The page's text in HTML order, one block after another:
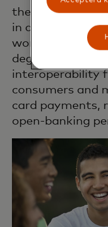
the payments
in all the
work towards
degree of
interoperability
consumers and
card payments,
open-banking